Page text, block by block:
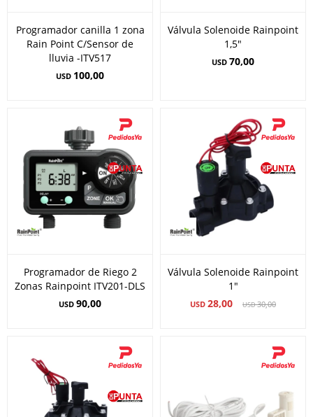
Programador canilla 1 zona
Rain Point C/Sensor de
lluvia -ITV517
USD 100,00
Válvula Solenoide Rainpoint
1,5"
USD 70,00
Programador de Riego 2
Zonas Rainpoint ITV201-DLS
USD 90,00
Válvula Solenoide Rainpoint
1"
USD 28,00 USD30,00